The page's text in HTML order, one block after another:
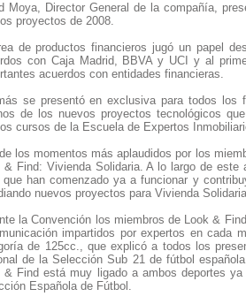
Moya, Director General de la compañía,
proyectos de 2008.
de productos financieros jugó un papel
con Caja Madrid, BBVA y UCI y al
acuerdos con entidades financieras.
se presentó en exclusiva para todos los
de los nuevos proyectos tecnológicos
cursos de la Escuela de Expertos
los momentos más aplaudidos por los
& Find: Vivienda Solidaria. A lo largo de
que han comenzado ya a funcionar y
nuevos proyectos para Vivienda
la Convención los miembros de Look &
impartidos por expertos en cada
de 125cc., que explicó a todos los
de la Selección Sub 21 de fútbol
& Find está muy ligado a ambos deportes
Española de Fútbol.